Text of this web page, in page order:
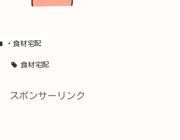
・食材宅配
食材宅配
スポンサーリンク